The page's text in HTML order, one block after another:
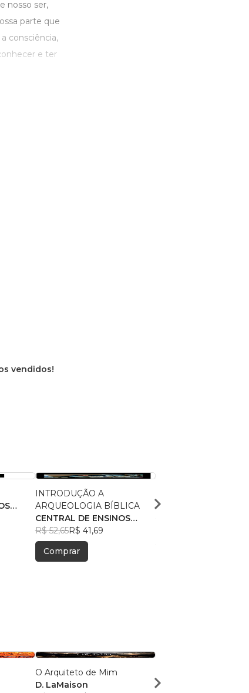
nosso ser,
parte que
consciência,
e ter
vendidos!
INTRODUÇÃO A
ARQUEOLOGIA BÍBLICA
CENTRAL DE ENSINOS
BÍBLICOS
R$ 52,65R$ 41,69
Comprar
CENTRAL DE
O Arquiteto de Mim
D. LaMaison
da convicção à